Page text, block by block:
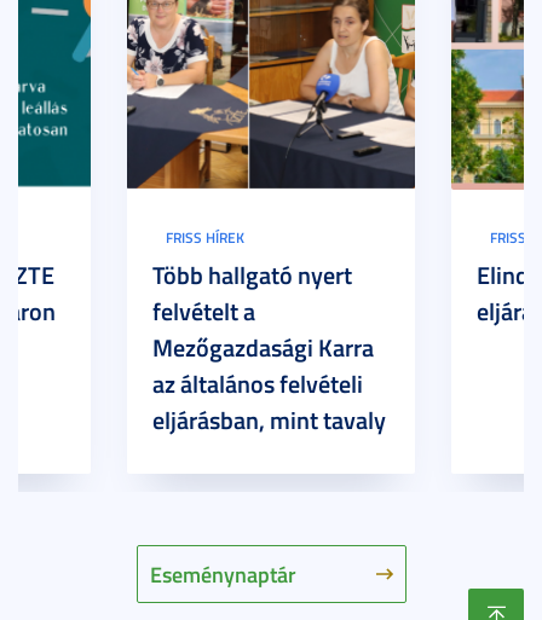
Eseménynaptár
FRISS HÍREK
Több hallgató nyert
felvételt a
Mezőgazdasági Karra
az általános felvételi
eljárásban, mint tavaly
FRISS